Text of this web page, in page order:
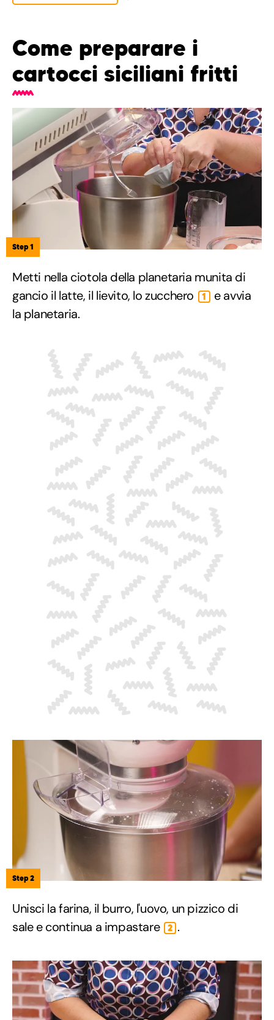
Come preparare i
cartocci siciliani fritti
Step 1
Metti nella ciotola della planetaria munita di
gancio il latte, il lievito, lo zucchero
1
e avvia
la planetaria.
Step 2
Unisci la farina, il burro, l'uovo, un pizzico di
sale e continua a impastare
2 .